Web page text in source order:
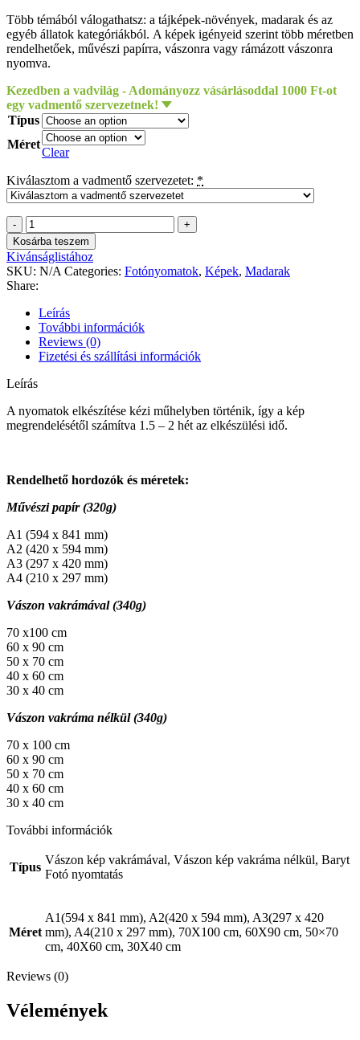
Több témából válogathatsz: a tájképek-növények, madarak és az
egyéb állatok kategóriákból. A képek igényeid szerint több méretben
rendelhetőek, művészi papírra, vászonra vagy rámázott vászonra
nyomva.
Kezedben a vadvilág - Adományozz vásárlásoddal 1000 Ft-ot
egy vadmentő szervezetnek!
Típus
Méret
Clear
Kiválasztom a vadmentő szervezetet: *
Szerencsi
Gábor
-
Hóesésben
quantity
Kosárba teszem
Kivánságlistához
SKU: N/A Categories: Fotónyomatok, Képek, Madarak
Share:
Leírás
További információk
Reviews (0)
Fizetési és szállítási információk
Leírás
A nyomatok elkészítése kézi műhelyben történik, így a kép
megrendelésétől számítva 1.5 – 2 hét az elkészülési idő.
Rendelhető hordozók és méretek:
Művészi papír (320g)
A1 (594 x 841 mm)
A2 (420 x 594 mm)
A3 (297 x 420 mm)
A4 (210 x 297 mm)
Vászon vakrámával (340g)
70 x100 cm
60 x 90 cm
50 x 70 cm
40 x 60 cm
30 x 40 cm
Vászon vakráma nélkül (340g)
70 x 100 cm
60 x 90 cm
50 x 70 cm
40 x 60 cm
30 x 40 cm
További információk
Típus
Vászon kép vakrámával, Vászon kép vakráma nélkül, Baryt
Fotó nyomtatás
Méret
A1(594 x 841 mm), A2(420 x 594 mm), A3(297 x 420
mm), A4(210 x 297 mm), 70X100 cm, 60X90 cm, 50×70
cm, 40X60 cm, 30X40 cm
Reviews (0)
Vélemények